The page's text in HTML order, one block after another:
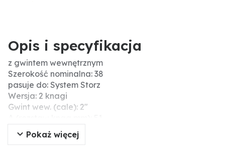
Opis i specyfikacja
z gwintem wewnętrznym
Szerokość nominalna: 38
pasuje do: System Storz
Wersja: 2 knagi
Gwint wew. (cale): 2"
Materiał: kute aluminium
Pokaż więcej